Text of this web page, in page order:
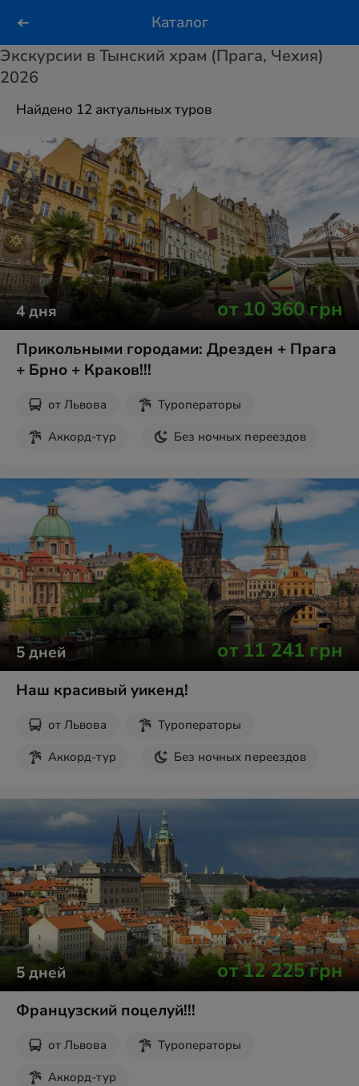
Каталог
Экскурсии в Тынский храм (Прага, Чехия)
2026
Найдено 12 актуальных туров
4дня от 10 360грн
Прикольными городами: Дрезден + Прага
+ Брно + Краков!!!
от Львова
Туроператоры
Аккорд-тур
Без ночных переездов
5дней от11 241грн
Наш красивый уикенд!
от Львова
Туроператоры
Аккорд-тур
Без ночных переездов
5дней от12 225грн
Французский поцелуй!!!
от Львова
Туроператоры
Аккорд-тур